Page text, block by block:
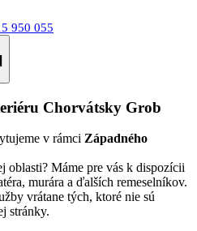
950 055
Chorvátsky Grob
v rámci Západného
oblasti? Máme pre vás k dispozícii
murára a ďalších remeselníkov.
vrátane tých, ktoré nie sú
stránky.